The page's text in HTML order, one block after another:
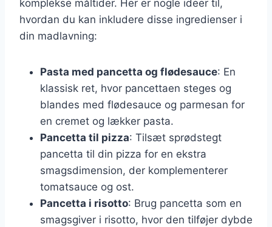
komplekse måltider. Her er nogle ideer til,
hvordan du kan inkludere disse ingredienser i
din madlavning:
Pasta med pancetta og flødesauce: En
klassisk ret, hvor pancettaen steges og
blandes med flødesauce og parmesan for
en cremet og lækker pasta.
Pancetta til pizza: Tilsæt sprødstegt
pancetta til din pizza for en ekstra
smagsdimension, der komplementerer
tomatsauce og ost.
Pancetta i risotto: Brug pancetta som en
smagsgiver i risotto, hvor den tilføjer dybde